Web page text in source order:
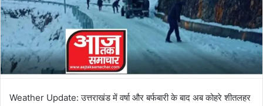
Weather Update: उत्तराखंड में वर्षा और बर्फबारी के बाद अब कोहरे शीतलहर